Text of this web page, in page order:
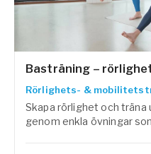
Basträning –
Rörlighets- &
Skapa rörlighet och träna
genom enkla övningar